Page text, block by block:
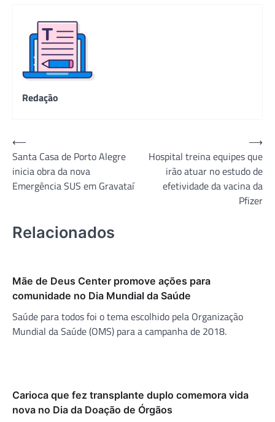
Redação
Navegação
de
Post
⟵
Santa Casa de Porto Alegre
inicia obra da nova
Emergência SUS em Gravataí
Hospital treina equipes que
irão atuar no estudo de
efetividade da vacina da
Pfizer
⟶
Relacionados
Mãe de Deus Center promove ações para
comunidade no Dia Mundial da Saúde
Saúde para todos foi o tema escolhido pela Organização
Mundial da Saúde (OMS) para a campanha de 2018.
Carioca que fez transplante duplo comemora vida
nova no Dia da Doação de Órgãos